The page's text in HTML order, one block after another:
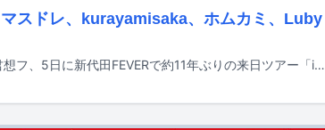
スドレ、kurayamisaka、ホムカミ、Luby
Desktop Errorが8月4日に東京・青山 月見ル君想フ、5日に新代田FEVERで約11年ぶりの来日ツアー「indeliblestain Japan tour」を開催。各公演のゲストアクトが発表された。